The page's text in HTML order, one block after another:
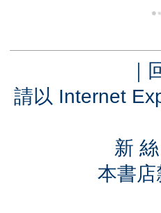
｜
請以 Internet
新
本書